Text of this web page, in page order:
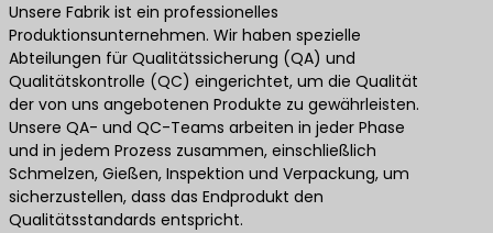
Unsere Fabrik ist ein professionelles
Produktionsunternehmen. Wir haben spezielle
Abteilungen für Qualitätssicherung (QA) und
Qualitätskontrolle (QC) eingerichtet, um die Qualität
der von uns angebotenen Produkte zu gewährleisten.
Unsere QA- und QC-Teams arbeiten in jeder Phase
und in jedem Prozess zusammen, einschließlich
Schmelzen, Gießen, Inspektion und Verpackung, um
sicherzustellen, dass das Endprodukt den
Qualitätsstandards entspricht.